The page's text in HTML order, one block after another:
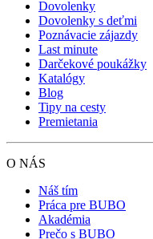
Dovolenky
Dovolenky s deťmi
Poznávacie zájazdy
Last minute
Darčekové poukážky
Katalógy
Blog
Tipy na cesty
Premietania
O NÁS
Náš tím
Práca pre BUBO
Akadémia
Prečo s BUBO